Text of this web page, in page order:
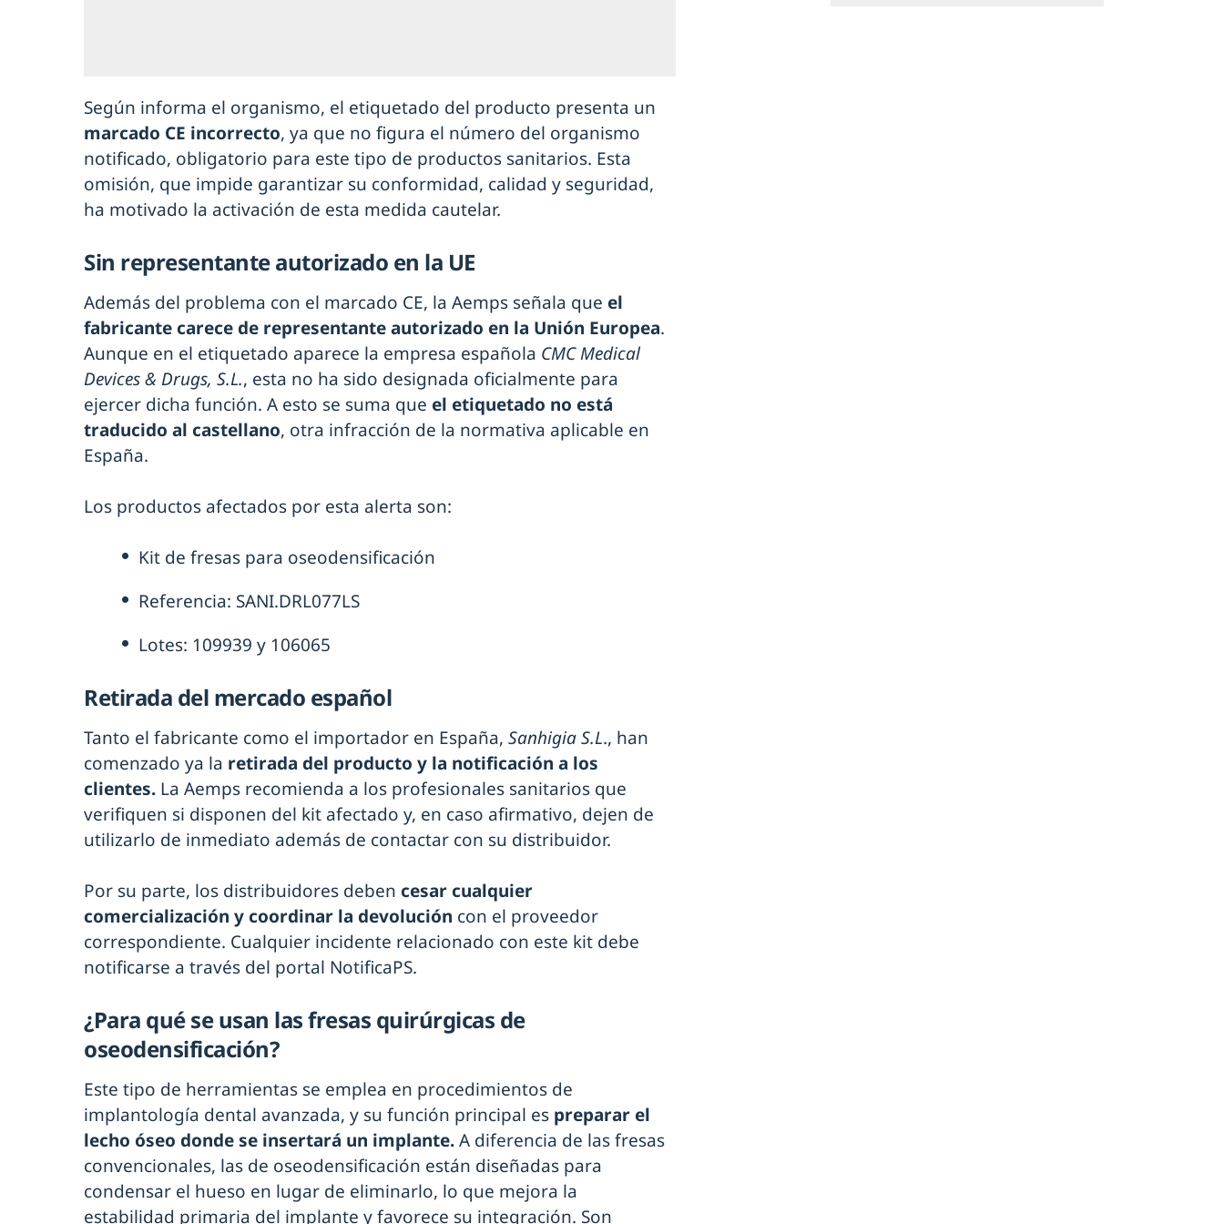
Según informa el organismo, el etiquetado del producto presenta un
marcado CE incorrecto, ya que no figura el número del organismo
notificado, obligatorio para este tipo de productos sanitarios. Esta
omisión, que impide garantizar su conformidad, calidad y seguridad,
ha motivado la activación de esta medida cautelar.
Sin representante autorizado en la UE
Además del problema con el marcado CE, la Aemps señala que el
fabricante carece de representante autorizado en la Unión Europea.
Aunque en el etiquetado aparece la empresa española CMC Medical
Devices & Drugs, S.L., esta no ha sido designada oficialmente para
ejercer dicha función. A esto se suma que el etiquetado no está
traducido al castellano, otra infracción de la normativa aplicable en
España.
Los productos afectados por esta alerta son:
Kit de fresas para oseodensificación
Referencia: SANI.DRL077LS
Lotes: 109939 y 106065
Retirada del mercado español
Tanto el fabricante como el importador en España, Sanhigia S.L., han
comenzado ya la retirada del producto y la notificación a los
clientes. La Aemps recomienda a los profesionales sanitarios que
verifiquen si disponen del kit afectado y, en caso afirmativo, dejen de
utilizarlo de inmediato además de contactar con su distribuidor.
Por su parte, los distribuidores deben cesar cualquier
comercialización y coordinar la devolución con el proveedor
correspondiente. Cualquier incidente relacionado con este kit debe
notificarse a través del portal NotificaPS.
¿Para qué se usan las fresas quirúrgicas de
oseodensificación?
Este tipo de herramientas se emplea en procedimientos de
implantología dental avanzada, y su función principal es preparar el
lecho óseo donde se insertará un implante.A diferencia de las fresas
convencionales, las de oseodensificación están diseñadas para
condensar el hueso en lugar de eliminarlo, lo que mejora la
estabilidad primaria del implante y favorece su integración. Son